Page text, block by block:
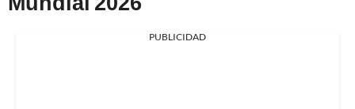
PUBLICIDAD